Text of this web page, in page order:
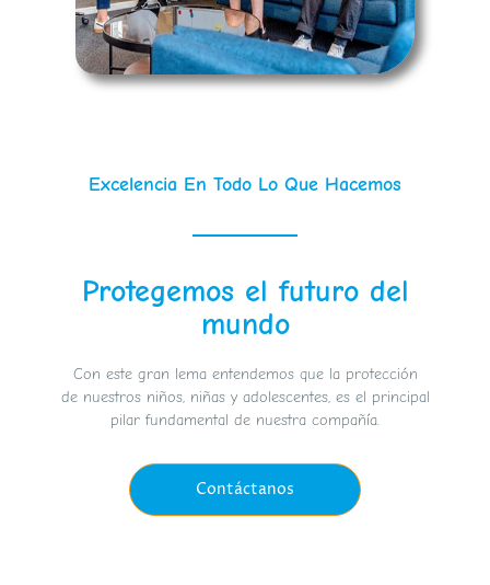
Excelencia En Todo Lo Que Hacemos
Protegemos el futuro del
mundo
Con este gran lema entendemos que la protección
de nuestros niños, niñas y adolescentes, es el principal
pilar fundamental de nuestra compañía.
Contáctanos